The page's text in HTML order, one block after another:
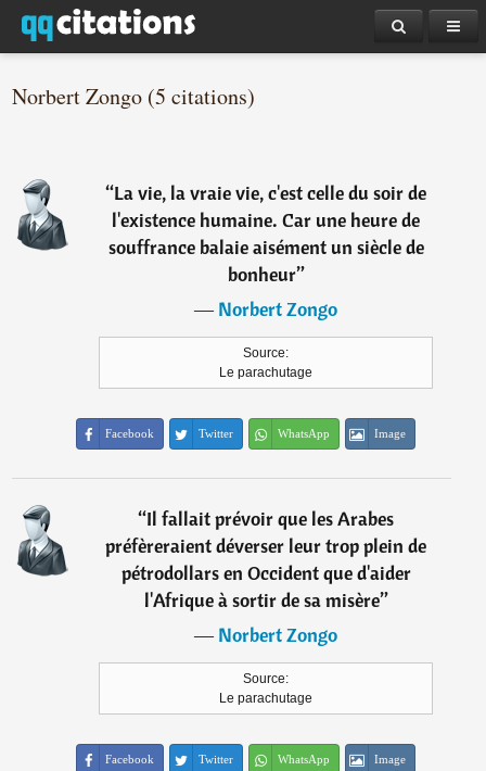
Norbert Zongo (5 citations)
“La vie, la vraie vie, c'est celle du soir de
l'existence humaine. Car une heure de
souffrance balaie aisément un siècle de
bonheur”
―Norbert Zongo
Source:
Le parachutage
Facebook Twitter WhatsApp Image
“Il fallait prévoir que les Arabes
préfèreraient déverser leur trop plein de
pétrodollars en Occident que d'aider
l'Afrique à sortir de sa misère”
―Norbert Zongo
Source:
Le parachutage
Facebook Twitter WhatsApp Image